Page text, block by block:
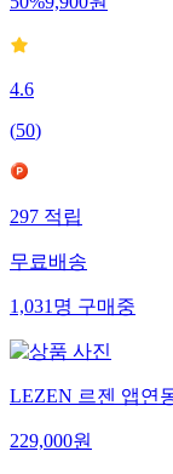
4.6
(50)
297 적립
무료배송
1,031 명 구매중
LEZEN 르젠 앱연
229,000원